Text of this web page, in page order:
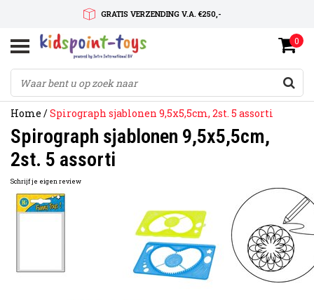
GRATIS VERZENDING V.A. €250,-
SNELLE LEVERTIJD
SERVICE OP MAAT
0
Home /Spirograph sjablonen 9,5x5,5cm, 2st. 5 assorti
Spirograph sjablonen 9,5x5,5cm,
2st. 5 assorti
Schrijf je eigen review